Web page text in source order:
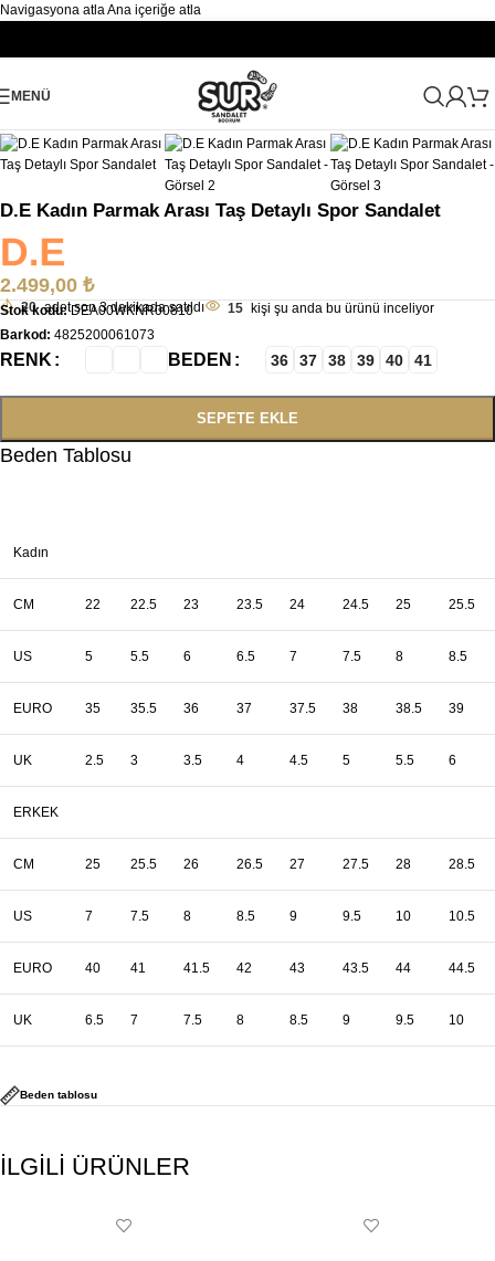
Navigasyona atlaAna içeriğe atla
MENÜ
Ana Sayfa Kadın Parmak Arası Sandalet
D.E Kadın Parmak Arası Taş Detaylı Spor Sandalet
2.499,00 ₺
20 adet son 3 dakikada satıldı 15 kişi şu anda bu ürünü inceliyor
Stok kodu:DEA00WKNR00810
Barkod: 4825200061073
RENK BEDEN 36 37 38 39 40 41
SEPETE EKLE
Beden Tablosu
Kadın
CM 22 22.5 23 23.5 24 24.5 25 25.5
US 5 5.5 6 6.5 7 7.5 8 8.5
EURO 35 35.5 36 37 37.5 38 38.5 39
UK 2.5 3 3.5 4 4.5 5 5.5 6
ERKEK
CM 25 25.5 26 26.5 27 27.5 28 28.5
US 7 7.5 8 8.5 9 9.5 10 10.5
EURO 40 41 41.5 42 43 43.5 44 44.5
UK 6.5 7 7.5 8 8.5 9 9.5 10
Beden tablosu
İLGİLİ ÜRÜNLER